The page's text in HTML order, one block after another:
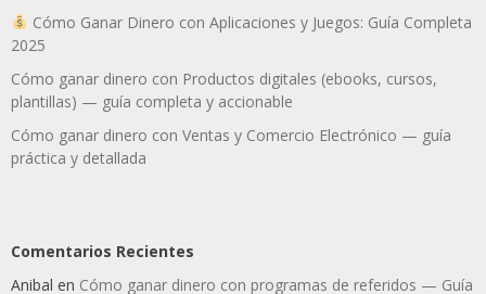
Cómo Ganar Dinero con Aplicaciones y Juegos: Guía Completa
2025
Cómo ganar dinero con Productos digitales (ebooks, cursos,
plantillas) — guía completa y accionable
Cómo ganar dinero con Ventas y Comercio Electrónico — guía
práctica y detallada
Comentarios Recientes
Anibal en Cómo ganar dinero con programas de referidos — Guía